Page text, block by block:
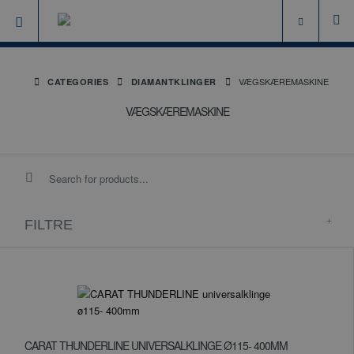
CATEGORIES DIAMANTKLINGER VÆGSKÆREMASKINE
VÆGSKÆREMASKINE
FILTRE
CARAT THUNDERLINE UNIVERSALKLINGE Ø115- 400MM